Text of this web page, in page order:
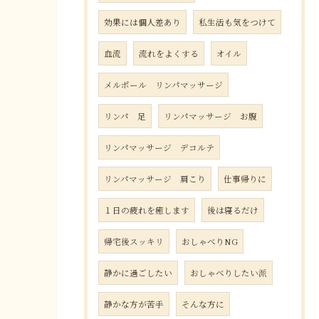
効果には個人差あり 私生活も気をつけて
血流 流れをよくする オイル
メルポール リンパマッサージ
リンパ 足 リンパマッサージ お腹
リンパマッサージ デコルテ
リンパマッサージ 肩こり 仕事帰りに
１日の疲れを癒します 後は寝るだけ
帰宅後スッキリ おしゃべりNG
静かに過ごしたい おしゃべりしたい派
静かな方が苦手 そんな方に